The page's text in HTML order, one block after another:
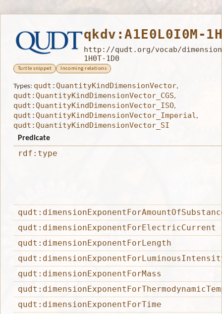
qkdv:A1E0L0I0M-
http://qudt.org/vocab/
1H0T-1D0
Turtle snippet Incoming relations
Types: qudt:QuantityKindDimensionVector,
qudt:QuantityKindDimensionVector_CGS,
qudt:QuantityKindDimensionVector_ISO,
qudt:QuantityKindDimensionVector_Imperial,
qudt:QuantityKindDimensionVector_SI
Predicate
rdf:type
qudt:dimensionExponentForElectricCurrent
qudt:dimensionExponentForLength
qudt:dimensionExponentForMass
qudt:dimensionExponentForTime